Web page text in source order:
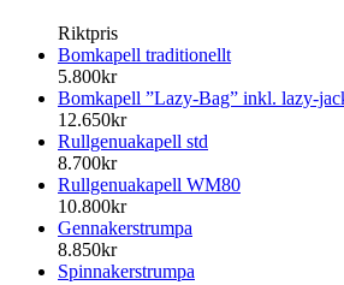
Riktpris
Bomkapell traditionellt
5.800kr
Bomkapell ”Lazy-Bag” inkl. lazy-
12.650kr
Rullgenuakapell std
8.700kr
Rullgenuakapell WM80
10.800kr
Gennakerstrumpa
8.850kr
Spinnakerstrumpa